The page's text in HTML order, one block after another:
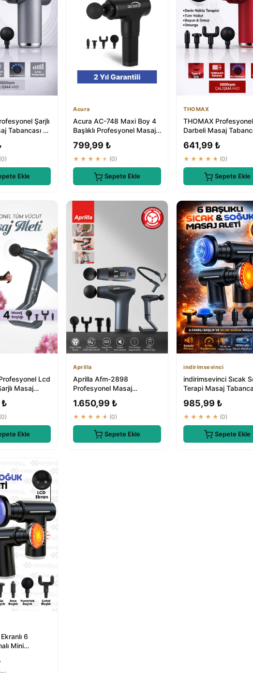
Şarjlı
Tabancası 4
Tüm
(0)
Ekle
Acura
Acura AC-748 Maxi Boy 4
Başlıklı Profesyonel Masaj
Tabancası | En İyi Masaj
D...
799,99 ₺
★★★★★ (0)
Sepete Ekle
THOMAX
THOMAX Profesyonel
Darbeli Masaj
4 Başlıklı 6 Kademe
V...
641,99 ₺
★★★★★ (0)
Sepete Ekle
Lcd
Masaj
(0)
Ekle
Aprilla
Aprilla Afm-2898
Profesyonel Masaj
Masajı
1.650,99 ₺
★★★★★ (0)
Sepete Ekle
indirimsevinci
indirimsevinci Sıcak
Terapi Masaj
985,99 ₺
★★★★★ (0)
Sepete Ekle
6
Mini